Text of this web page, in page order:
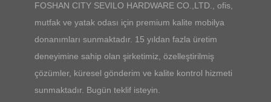
FOSHAN CITY SEVILO HARDWARE CO.,LTD., ofis,
mutfak ve yatak odası için premium kalite mobilya
donanımları sunmaktadır. 15 yıldan fazla üretim
deneyimine sahip olan şirketimiz, özelleştirilmiş
çözümler, küresel gönderim ve kalite kontrol hizmeti
sunmaktadır. Bugün teklif isteyin.